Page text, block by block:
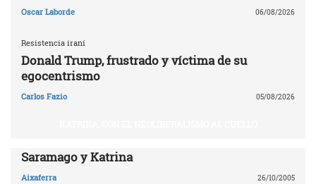
Oscar Laborde 06/08/2026
Resistencia iraní
Donald Trump, frustrado y víctima de su
egocentrismo
Carlos Fazio 05/08/2026
Saramago y Katrina
Aixaferra 26/10/2005